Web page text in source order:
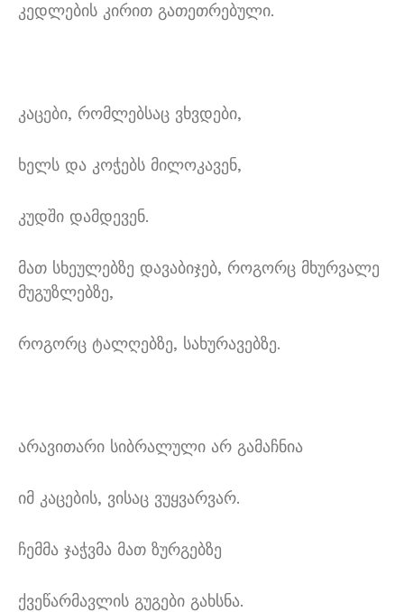
კედლების კირით გათეთრებული.
კაცები, რომლებსაც ვხვდები,
ხელს და კოჭებს მილოკავენ,
კუდში დამდევენ.
მათ სხეულებზე დავაბიჯებ, როგორც მხურვალე
მუგუზლებზე,
როგორც ტალღებზე, სახურავებზე.
არავითარი სიბრალული არ გამაჩნია
იმ კაცების, ვისაც ვუყვარვარ.
ჩემმა ჯაჭვმა მათ ზურგებზე
ქვეწარმავლის გუგები გახსნა.